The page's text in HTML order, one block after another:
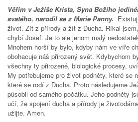
Věřím v Ježíše Krista, Syna Božího
svatého, narodil se z Marie Panny.
život. Žít z přírody a žít z Ducha. Říkal
chybí Josef. Je to ale jenom malý
Mnohem horší by bylo, kdyby nám ve víře
obohacuje náš přirozený svět. Kdybychom
všechny ty přirozené, biologické procesy,
My potřebujeme pro život podněty, které se
které se rodí z Ducha. Proto následujeme
působil od samého počátku. Jeho podněty
učí, že spojení ducha a přírody je
užijte. Amen.